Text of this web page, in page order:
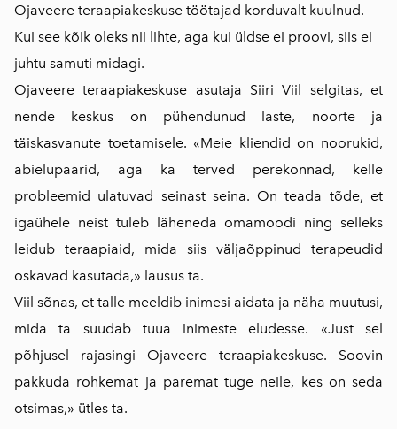
Ojaveere teraapiakeskuse töötajad korduvalt kuulnud.
Kui see kõik oleks nii lihte, aga kui üldse ei proovi, siis ei
juhtu samuti midagi.
Ojaveere teraapiakeskuse asutaja Siiri Viil selgitas, et
nende keskus on pühendunud laste, noorte ja
täiskasvanute toetamisele. «Meie kliendid on noorukid,
abielupaarid, aga ka terved perekonnad, kelle
probleemid ulatuvad seinast seina. On teada tõde, et
igaühele neist tuleb läheneda omamoodi ning selleks
leidub teraapiaid, mida siis välja­õppinud terapeudid
oskavad kasutada,» lausus ta.
Viil sõnas, et talle meeldib inimesi aidata ja näha muutusi,
mida ta suudab tuua inimeste eludesse. «Just sel
põhjusel rajasingi Ojaveere teraapiakeskuse. Soovin
pakkuda rohkemat ja paremat tuge neile, kes on seda
otsimas,» ütles ta.